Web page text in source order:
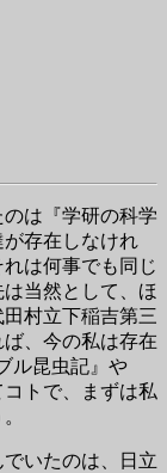
は『学研の科学
存在しなけれ
は何事でも同じ
当然として、ほ
村立下稲吉第三
、今の私は存在
ル昆虫記』や
コトで、まずは私
いたのは、日立